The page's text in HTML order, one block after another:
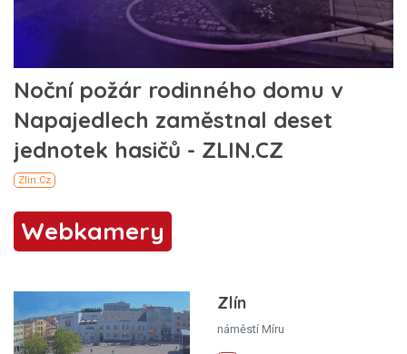
Webkamery
Zlín
náměstí Míru